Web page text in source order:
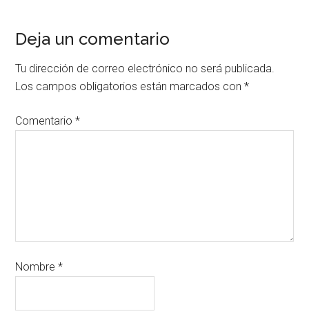
Deja un comentario
Tu dirección de correo electrónico no será publicada.
Los campos obligatorios están marcados con*
Comentario*
Nombre*